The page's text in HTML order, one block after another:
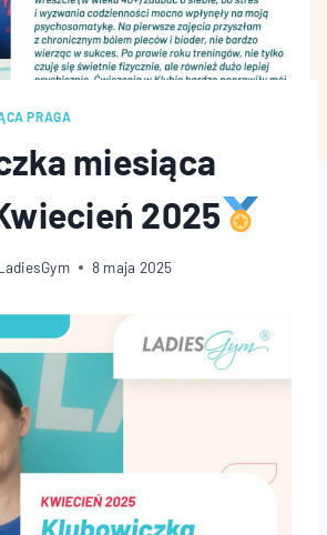
PRAGA
miesiąca
2025
8 maja 2025